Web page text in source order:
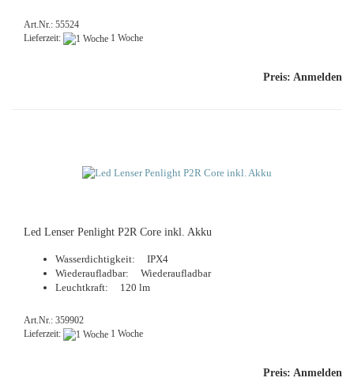
Art.Nr.: 55524
Lieferzeit:
1 Woche
Preis: Anmelden
Led Len­ser Pen­light P2R Core inkl. Akku
Was­ser­dich­tig­keit: IPX4
Wie­der­auf­lad­bar: Wie­der­auf­lad­bar
Leucht­kraft: 120 lm
Art.Nr.: 359902
Lieferzeit:
1 Woche
Preis: Anmelden